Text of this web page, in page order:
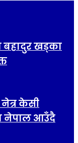
बहादुर खड्का
केसी
नेपाल आउँदै